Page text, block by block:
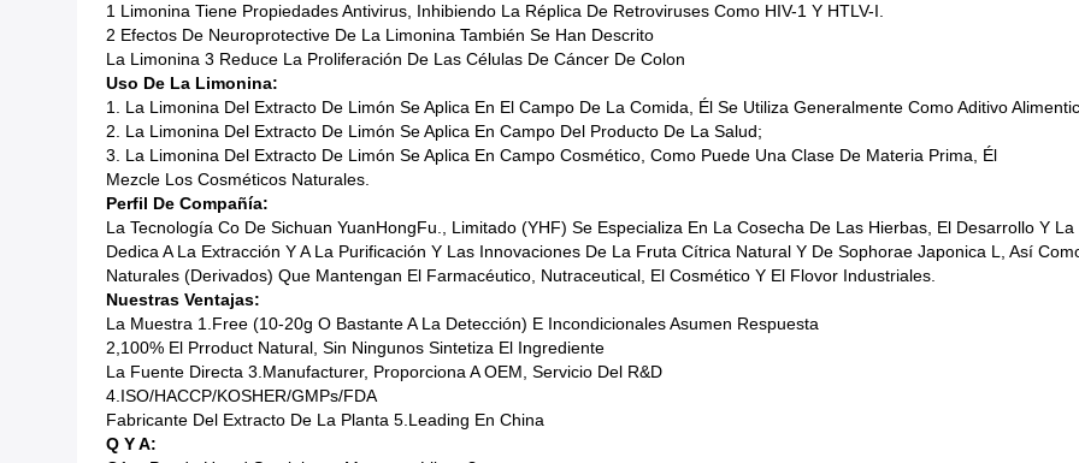
1 Limonina Tiene Propiedades Antivirus, Inhibiendo La Réplica De Retroviruses Como HIV-1 Y HTLV-I.
2 Efectos De Neuroprotective De La Limonina También Se Han Descrito
La Limonina 3 Reduce La Proliferación De Las Células De Cáncer De Colon
Uso De La Limonina:
1. La Limonina Del Extracto De Limón Se Aplica En El Campo De La Comida, Él Se Utiliza Generalmente Como Aditivo
2. La Limonina Del Extracto De Limón Se Aplica En Campo Del Producto De La Salud;
3. La Limonina Del Extracto De Limón Se Aplica En Campo Cosmético, Como Puede Una Clase De Materia Prima, Él
Mezcle Los Cosméticos Naturales.
Perfil De Compañía:
La Tecnología Co De Sichuan YuanHongFu., Limitado (YHF) Se Especializa En La Cosecha De Las Hierbas, El Desarrollo Y
Dedica A La Extracción Y A La Purificación Y Las Innovaciones De La Fruta Cítrica Natural Y De Sophorae Japonica L, Así
Naturales (derivados) Que Mantengan El Farmacéutico, Nutraceutical, El Cosmético Y El Flovor Industriales.
Nuestras Ventajas:
La Muestra 1.Free (10-20g O Bastante A La Detección) E Incondicionales Asumen Respuesta
2,100% El Prroduct Natural, Sin Ningunos Sintetiza El Ingrediente
La Fuente Directa 3.Manufacturer, Proporciona A OEM, Servicio Del R&D
4.ISO/HACCP/KOSHER/GMPs/FDA
Fabricante Del Extracto De La Planta 5.Leading En China
Q Y A: